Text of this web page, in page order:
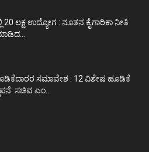
20 ಲಕ್ಷ ಉದ್ಯೋಗ : ನೂತನ ಕೈಗಾರಿಕಾ ನೀತಿ
ಸಮಾವೇಶ : 12 ವಿಶೇಷ ಹೂಡಿಕೆ
ಸಚಿವ ಎಂ...